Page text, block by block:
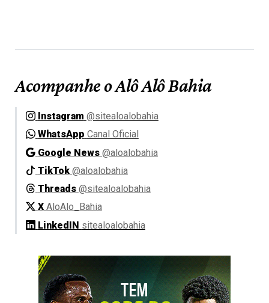
Acompanhe o Alô Alô Bahia
Instagram @sitealoalobahia
WhatsApp Canal Oficial
Google News @aloalobahia
TikTok @aloalobahia
Threads @sitealoalobahia
X AloAlo_Bahia
LinkedIN sitealoalobahia